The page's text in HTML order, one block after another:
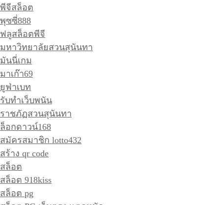
พีจีสล็อต
พุซซี่888
ฟลูสล็อตพีจี
มหาวิทยาลัยสวนสุนันทา
มันนี่เกม
มาเก๊า69
ยูฟ่าเบท
รับทำเว็บพนัน
ราชภัฏสวนสุนันทา
ล็อกดาวน์168
สมัครสมาชิก lotto432
สร้าง qr code
สล็อต
สล็อต 918kiss
สล็อต pg